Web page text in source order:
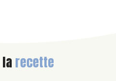
recette